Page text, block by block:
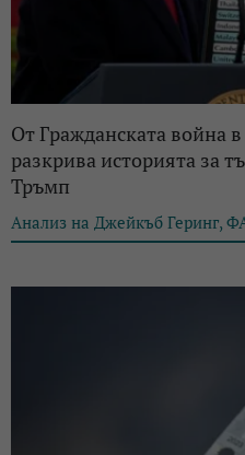
От Гражданската война
разкрива историята за
Тръмп
Анализ на Джейкъб Геринг,